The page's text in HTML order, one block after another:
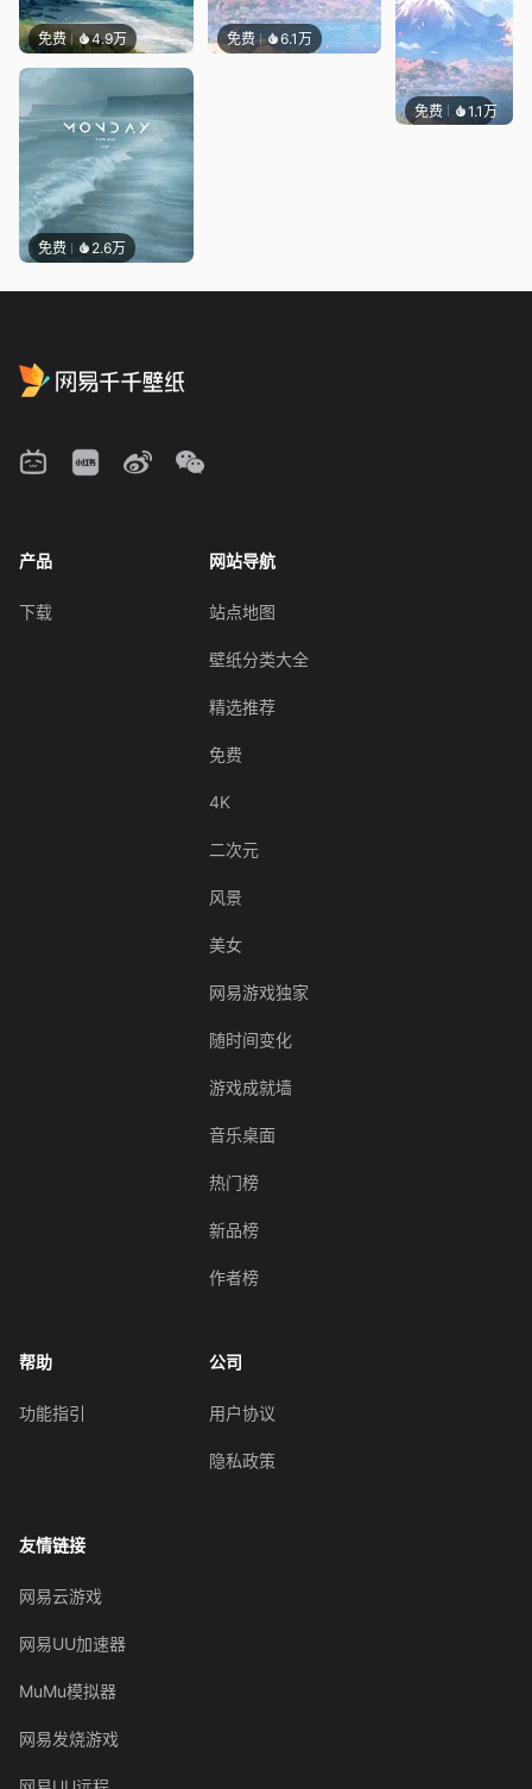
免费 4.9万 免费 6.1万
免费 2.6万
免费 1.1万
产品
下载
网站导航
站点地图
壁纸分类大全
精选推荐
免费
4K
二次元
风景
美女
网易游戏独家
随时间变化
游戏成就墙
音乐桌面
热门榜
新品榜
作者榜
帮助
功能指引
公司
用户协议
隐私政策
友情链接
网易云游戏
网易UU加速器
MuMu模拟器
网易发烧游戏